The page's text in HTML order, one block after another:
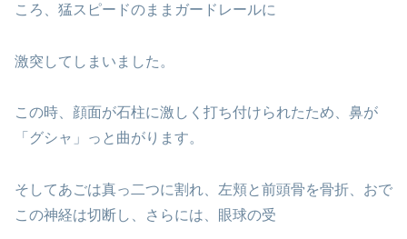
ころ、猛スピードのままガードレールに
激突してしまいました。
この時、顔面が石柱に激しく打ち付けられたため、鼻が
「グシャ」っと曲がります。
そしてあごは真っ二つに割れ、左頬と前頭骨を骨折、おで
この神経は切断し、さらには、眼球の受